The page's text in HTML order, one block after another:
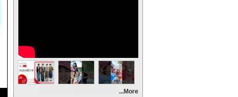
(南部)
流行最前線
【Next】
...More